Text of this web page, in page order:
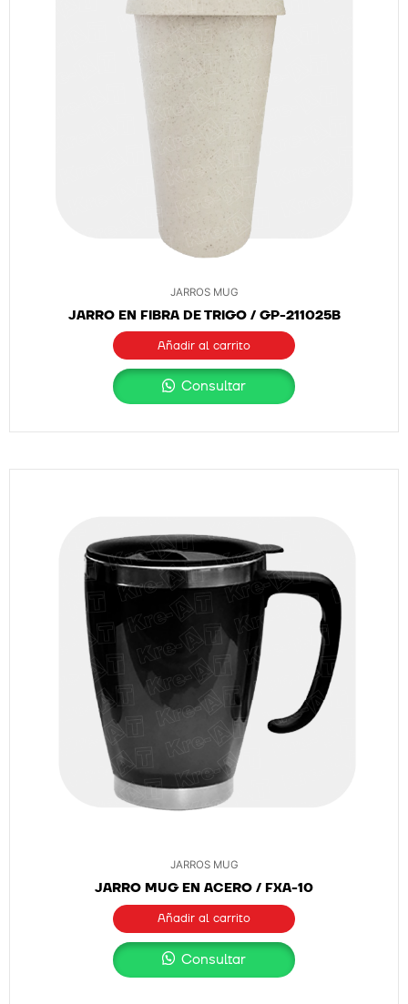
JARROS MUG
JARRO EN FIBRA DE TRIGO / GP-211025B
Añadir al carrito
Consultar
JARROS MUG
JARRO MUG EN ACERO / FXA-10
Añadir al carrito
Consultar